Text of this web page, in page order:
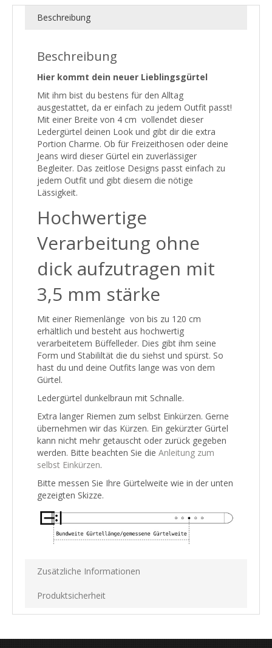
Beschreibung
Beschreibung
Hier kommt dein neuer Lieblingsgürtel
Mit ihm bist du bestens für den Alltag
ausgestattet, da er einfach zu jedem Outfit passt!
Mit einer Breite von 4 cm vollendet dieser
Ledergürtel deinen Look und gibt dir die extra
Portion Charme. Ob für Freizeithosen oder deine
Jeans wird dieser Gürtel ein zuverlässiger
Begleiter. Das zeitlose Designs passt einfach zu
jedem Outfit und gibt diesem die nötige
Lässigkeit.
Hochwertige
Verarbeitung ohne
dick aufzutragen mit
3,5 mm stärke
Mit einer Riemenlänge von bis zu 120 cm
erhältlich und besteht aus hochwertig
verarbeitetem Büffelleder. Dies gibt ihm seine
Form und Stabililtät die du siehst und spürst. So
hast du und deine Outfits lange was von dem
Gürtel.
Ledergürtel dunkelbraun mit Schnalle.
Extra langer Riemen zum selbst Einkürzen. Gerne
übernehmen wir das Kürzen. Ein gekürzter Gürtel
kann nicht mehr getauscht oder zurück gegeben
werden. Bitte beachten Sie die Anleitung zum
selbst Einkürzen.
Bitte messen Sie Ihre Gürtelweite wie in der unten
gezeigten Skizze.
Zusätzliche Informationen
Produktsicherheit